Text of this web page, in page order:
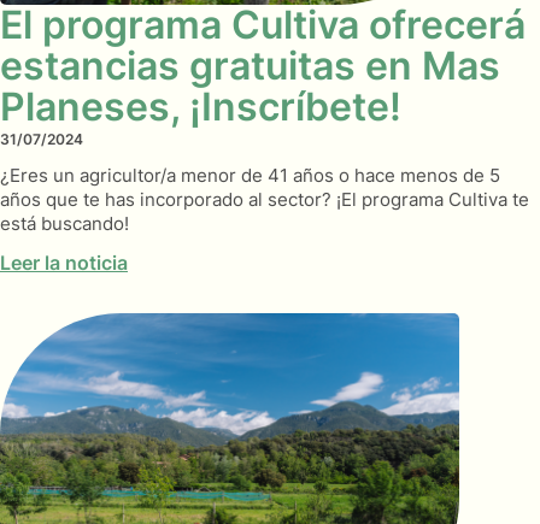
El programa Cultiva ofrecerá
estancias gratuitas en Mas
Planeses, ¡Inscríbete!
31/07/2024
¿Eres un agricultor/a menor de 41 años o hace menos de 5
años que te has incorporado al sector? ¡El programa Cultiva te
está buscando!
Leer la noticia